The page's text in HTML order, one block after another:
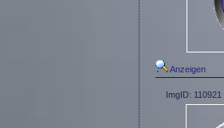
Anzeigen
ImgID: 110921